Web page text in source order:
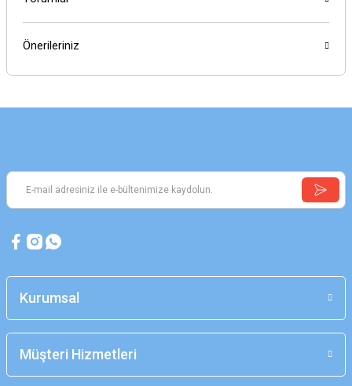
Önerileriniz
Kurumsal
Müşteri Hizmetleri